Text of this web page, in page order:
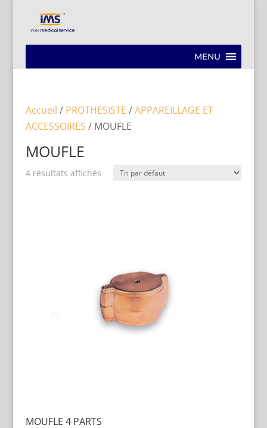
MENU
Accueil / PROTHESISTE /APPAREILLAGE ET
ACCESSOIRES / MOUFLE
MOUFLE
4 résultats affichés
MOUFLE 4 PARTS